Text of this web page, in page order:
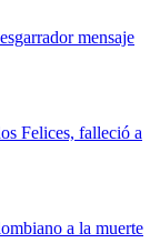
mensaje
Felices, falleció a
a la muerte